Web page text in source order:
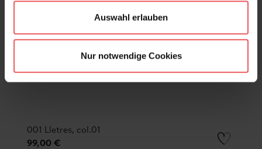
Auswahl erlauben
Nur notwendige Cookies
001 Lletres, col.01
99,00 €